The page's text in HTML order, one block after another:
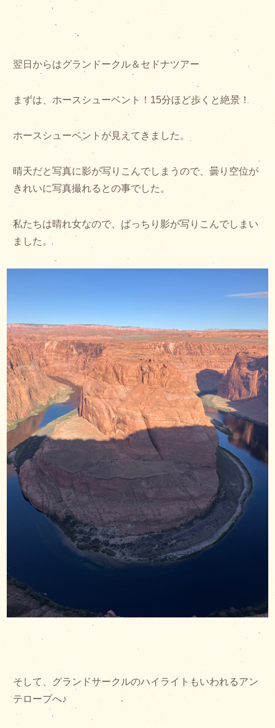
翌日からはグランドークル＆セドナツアー
まずは、ホースシューベント！15分ほど歩くと絶景！
ホースシューベントが見えてきました。
晴天だと写真に影が写りこんでしまうので、曇り空位が
きれいに写真撮れるとの事でした。
私たちは晴れ女なので、ばっちり影が写りこんでしまい
ました。
そして、グランドサークルのハイライトもいわれるアン
テロープへ♪